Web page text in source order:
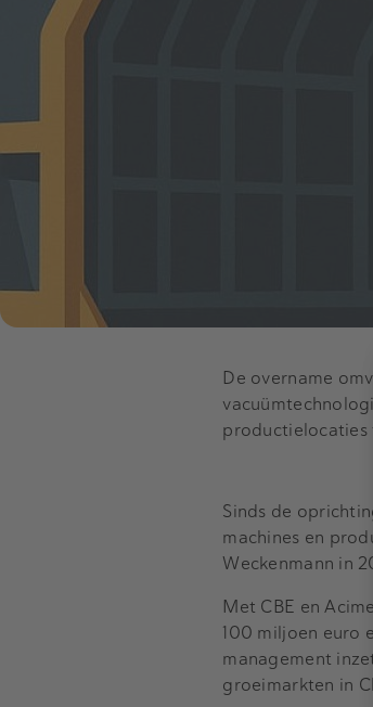
De overname
productielocaties
Sinds de
machines en
Weckenmann in
Met CBE en
100 miljoen euro
management
groeimarkten in